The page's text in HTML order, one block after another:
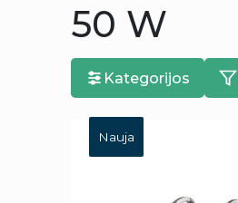
50 W
Kategorijos
Nauja